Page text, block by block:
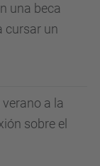
una beca
cursar un
a la
sobre el